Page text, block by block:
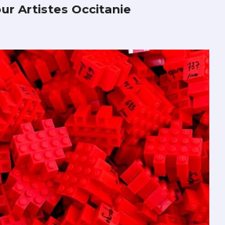
Artistes Occitanie